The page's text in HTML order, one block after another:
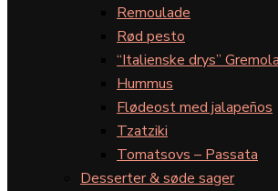
Remoulade
Rød pesto
“Italienske drys”
Hummus
Flødeost med jalapeños
Tzatziki
Tomatsovs – Passata
Desserter & søde sager